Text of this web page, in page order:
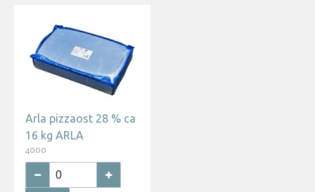
Arla pizzaost 28 % ca
16 kg ARLA
4000